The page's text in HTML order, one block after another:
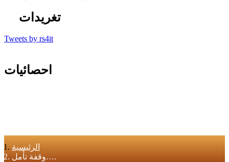
تغريدات
Tweets by rs4it
احصائيات
الرئيسية
وقفة تأمل….